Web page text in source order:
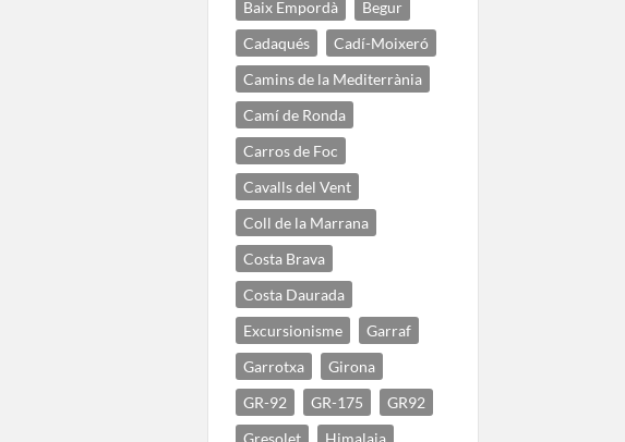
Baix Empordà
Begur
Cadaqués
Cadí-Moixeró
Camins de la Mediterrània
Camí de Ronda
Carros de Foc
Cavalls del Vent
Coll de la Marrana
Costa Brava
Costa Daurada
Excursionisme
Garraf
Garrotxa
Girona
GR-92
GR-175
GR92
Gresolet
Himalaia